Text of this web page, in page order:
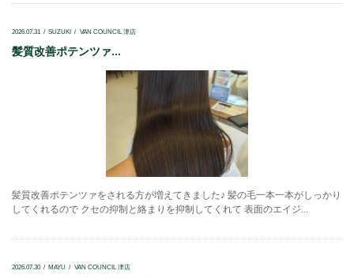
2026.07.31 SUZUKI VAN COUNCIL 津店
髪質改善ポテンツァ...
髪質改善ポテンツァをされる方が増えてきました♪ 髪の毛一本一本がしっかり
してくれるので クセの抑制と絡まりを抑制してくれて 表面のエイジ...
2026.07.30 MAYU VAN COUNCIL 津店